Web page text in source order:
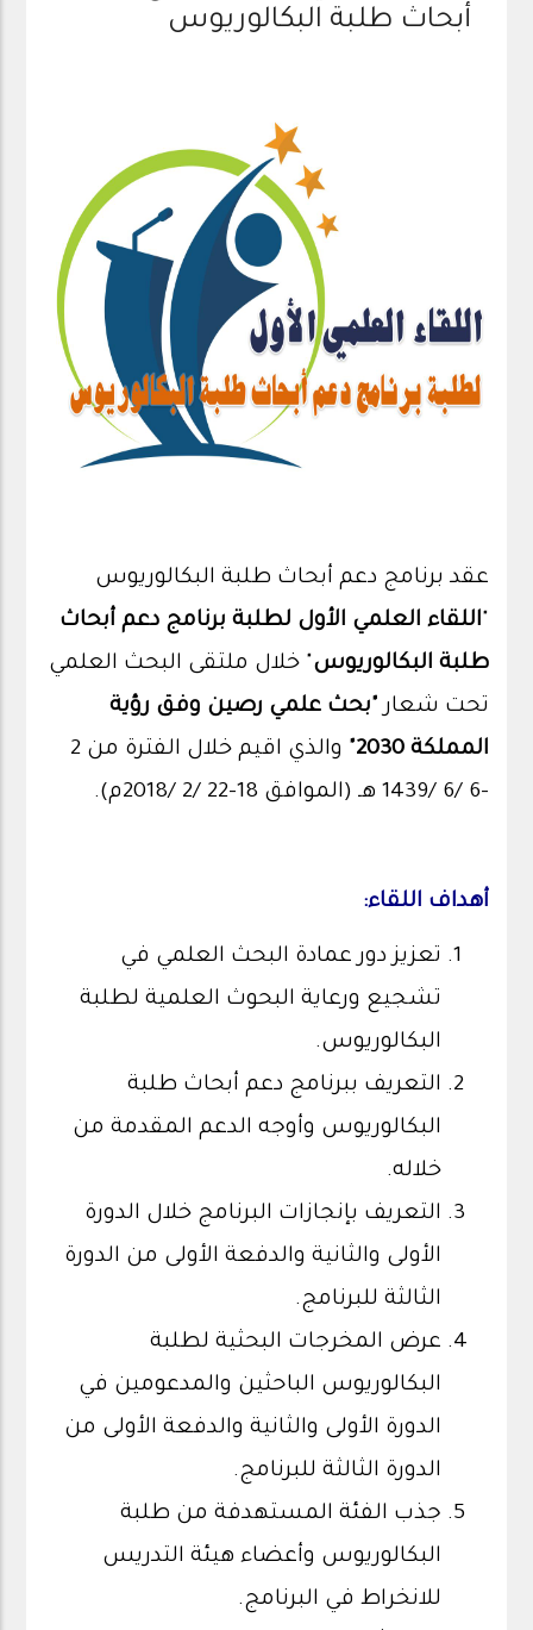
أبحاث طلبة البكالوريوس
عقد برنامج دعم أبحاث طلبة البكالوريوس
"اللقاء العلمي الأول لطلبة برنامج دعم أبحاث
طلبة البكالوريوس" خلال ملتقى البحث العلمي
تحت شعار "بحث علمي رصين وفق رؤية
المملكة 2030"
والذي اقيم خلال الفترة من 2
-6 /6 /1439 هـ (الموافق 18-22 /2 /2018م).
أهداف اللقاء:
تعزيز دور عمادة البحث العلمي في
تشجيع ورعاية البحوث العلمية لطلبة
البكالوريوس.
التعريف ببرنامج دعم أبحاث طلبة
البكالوريوس وأوجه الدعم المقدمة من
خلاله.
التعريف بإنجازات البرنامج خلال الدورة
الأولى والثانية والدفعة الأولى من الدورة
الثالثة للبرنامج.
عرض المخرجات البحثية لطلبة
البكالوريوس الباحثين والمدعومين في
الدورة الأولى والثانية والدفعة الأولى من
الدورة الثالثة للبرنامج.
جذب الفئة المستهدفة من طلبة
البكالوريوس وأعضاء هيئة التدريس
للانخراط في البرنامج.